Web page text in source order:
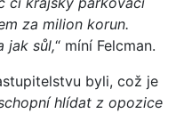
za milion korun.
jak sůl,“ míní Felcman.
byli, což je
hlídat z opozice